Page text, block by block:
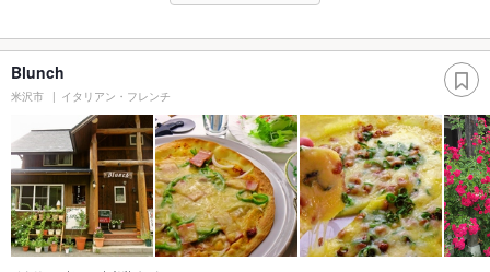
Blunch
米沢市 イタリアン・フレンチ